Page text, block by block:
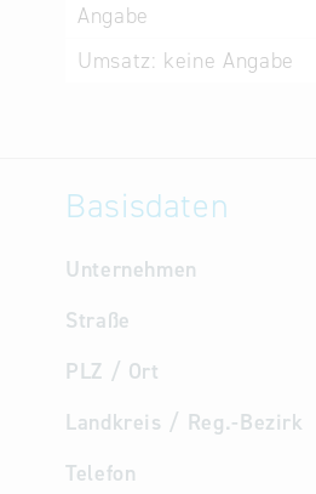
Angabe
Umsatz: keine Angabe
Basisdaten
Unternehmen
Straße
PLZ / Ort
Landkreis / Reg.-Bezirk
Telefon